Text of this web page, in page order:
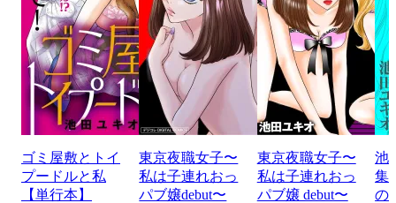
ゴミ屋敷とトイ
プードルと私
【単行本】
東京夜職女子〜
私は子連れおっ
パブ嬢debut〜
東京夜職女子〜
私は子連れおっ
パブ嬢 debut〜
池
集
の